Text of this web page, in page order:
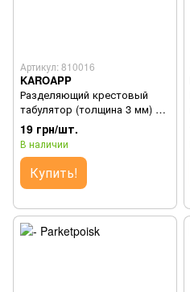
Артикул: 810016
KAROAPP
Разделяющий крестовый
табулятор (толщина 3 мм) K-
SP 3
19 грн/шт.
В наличии
Купить!